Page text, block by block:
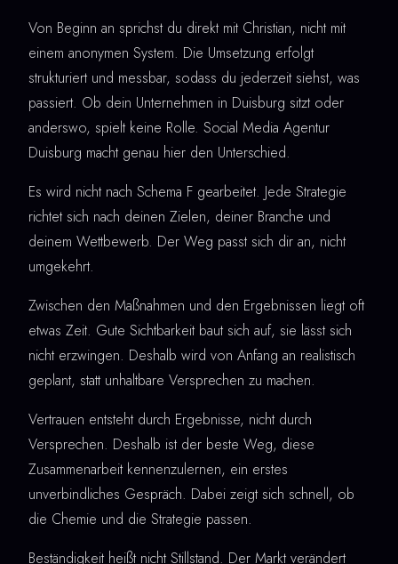
Von Beginn an sprichst du direkt mit Christian, nicht mit
einem anonymen System. Die Umsetzung erfolgt
strukturiert und messbar, sodass du jederzeit siehst, was
passiert. Ob dein Unternehmen in Duisburg sitzt oder
anderswo, spielt keine Rolle. Social Media Agentur
Duisburg macht genau hier den Unterschied.
Es wird nicht nach Schema F gearbeitet. Jede Strategie
richtet sich nach deinen Zielen, deiner Branche und
deinem Wettbewerb. Der Weg passt sich dir an, nicht
umgekehrt.
Zwischen den Maßnahmen und den Ergebnissen liegt oft
etwas Zeit. Gute Sichtbarkeit baut sich auf, sie lässt sich
nicht erzwingen. Deshalb wird von Anfang an realistisch
geplant, statt unhaltbare Versprechen zu machen.
Vertrauen entsteht durch Ergebnisse, nicht durch
Versprechen. Deshalb ist der beste Weg, diese
Zusammenarbeit kennenzulernen, ein erstes
unverbindliches Gespräch. Dabei zeigt sich schnell, ob
die Chemie und die Strategie passen.
Beständigkeit heißt nicht Stillstand. Der Markt verändert